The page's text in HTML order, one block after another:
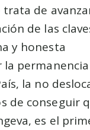
trata de
de las
y honesta
la
la no
de conseguir
es el